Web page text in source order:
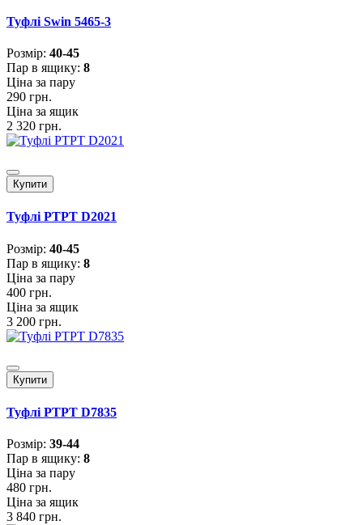
Туфлі Swin 5465-3
Розмiр: 40-45
Пар в ящику: 8
Ціна за пару
290 грн.
Ціна за ящик
2 320 грн.
Купити
Туфлі PTPT D2021
Розмiр: 40-45
Пар в ящику: 8
Ціна за пару
400 грн.
Ціна за ящик
3 200 грн.
Купити
Туфлі PTPT D7835
Розмiр: 39-44
Пар в ящику: 8
Ціна за пару
480 грн.
Ціна за ящик
3 840 грн.